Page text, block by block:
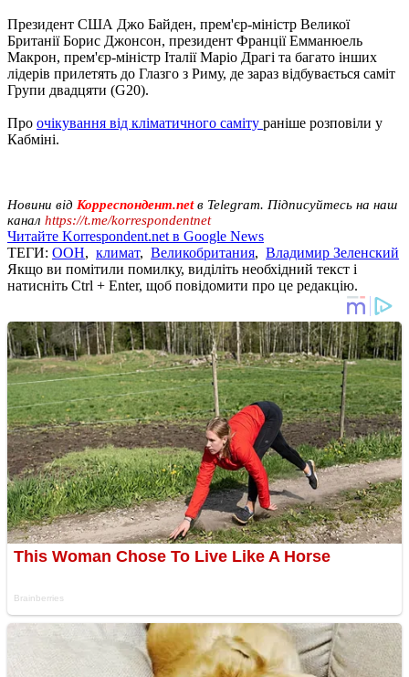
Президент США Джо Байден, прем'єр-міністр Великої
Британії Борис Джонсон, президент Франції Емманюель
Макрон, прем'єр-міністр Італії Маріо Драгі та багато інших
лідерів прилетять до Глазго з Риму, де зараз відбувається саміт
Групи двадцяти (G20).
Про очікування від кліматичного саміту раніше розповіли у
Кабміні.
Новини від Корреспондент.netв Telegram. Підписуйтесь на наш
канал https://t.me/korrespondentnet
Читайте Korrespondent.net в Google News
ТЕГИ: ООН, климат, Великобритания, Владимир Зеленский
Якщо ви помітили помилку, виділіть необхідний текст і
натисніть Ctrl + Enter, щоб повідомити про це редакцію.